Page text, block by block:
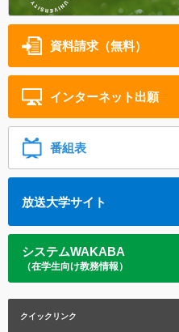
資料請求（無料）
インターネット 出願
番組表
放送大学サイト
システムWAKABA
（在学生向け教務情報）
クイックリンク